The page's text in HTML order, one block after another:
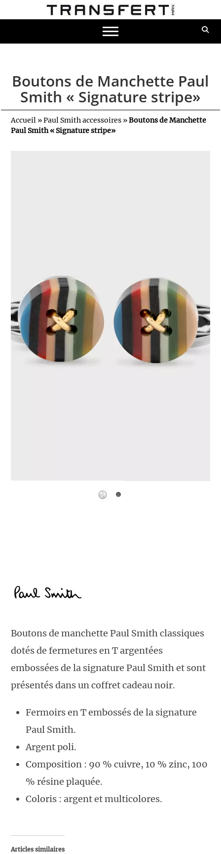
Boutons de Manchette Paul
Smith « Signature stripe»
Accueil »Paul Smith accessoires »Boutons de Manchette
Paul Smith « Signature stripe»
Boutons de manchette Paul Smith classiques
dotés de fermetures en T argentées
embossées de la signature Paul Smith et sont
présentés dans un coffret cadeau noir.
Fermoirs en T embossés de la signature
Paul Smith.
Argent poli.
Composition : 90 % cuivre, 10 % zinc, 100
% résine plaquée.
Coloris : argent et multicolores.
Articles similaires